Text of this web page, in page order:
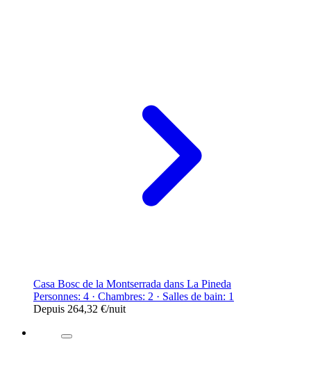
Casa Bosc de la Montserrada dans La Pineda
Personnes: 4 · Chambres: 2 · Salles de bain: 1
Depuis 264,32 €/nuit